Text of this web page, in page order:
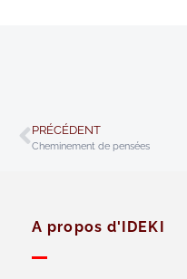
PRÉCÉDENT
Cheminement de pensées
A propos d'IDEKI